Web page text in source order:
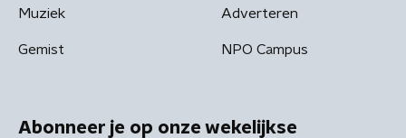
Muziek
Gemist
Adverteren
NPO Campus
Abonneer je op onze wekelijkse